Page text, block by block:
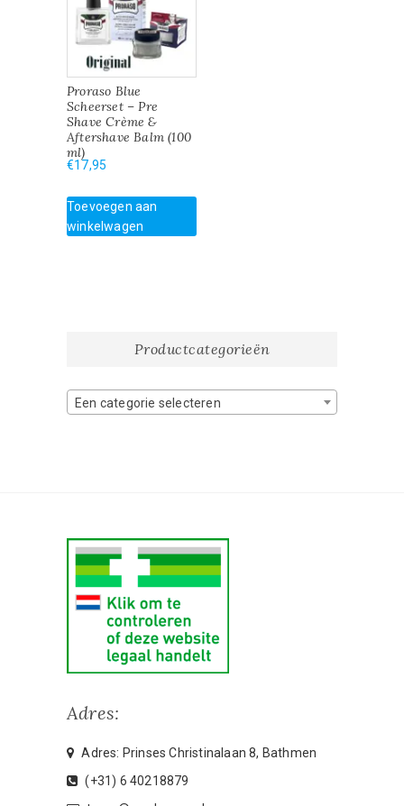
Proraso Blue
Scheerset – Pre
Shave Crème &
Aftershave Balm (100
ml)
€17,95
Toevoegen aan
winkelwagen
Productcategorieën
Een categorie selecteren
Adres:
Adres: Prinses Christinalaan 8, Bathmen
(+31) 6 40218879